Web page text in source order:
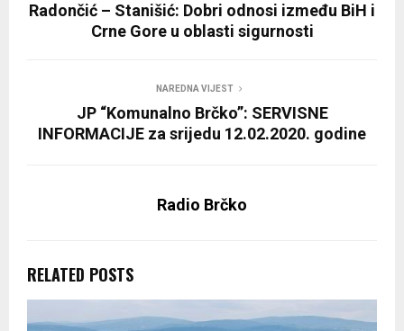
Radončić – Stanišić: Dobri odnosi između BiH i
Crne Gore u oblasti sigurnosti
NAREDNA VIJEST
JP “Komunalno Brčko”: SERVISNE
INFORMACIJE za srijedu 12.02.2020. godine
Radio Brčko
RELATED POSTS